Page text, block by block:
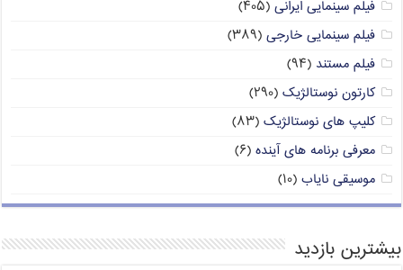
فیلم سینمایی ایرانی (۴۰۵)
فیلم سینمایی خارجی (۳۸۹)
فیلم مستند (۹۴)
کارتون نوستالژیک (۲۹۰)
کلیپ های نوستالژیک (۸۳)
معرفی برنامه های آینده (۶)
موسیقی نایاب (۱۰)
بیشترین بازدید